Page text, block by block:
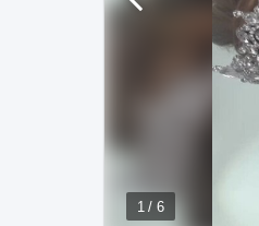
1 / 6